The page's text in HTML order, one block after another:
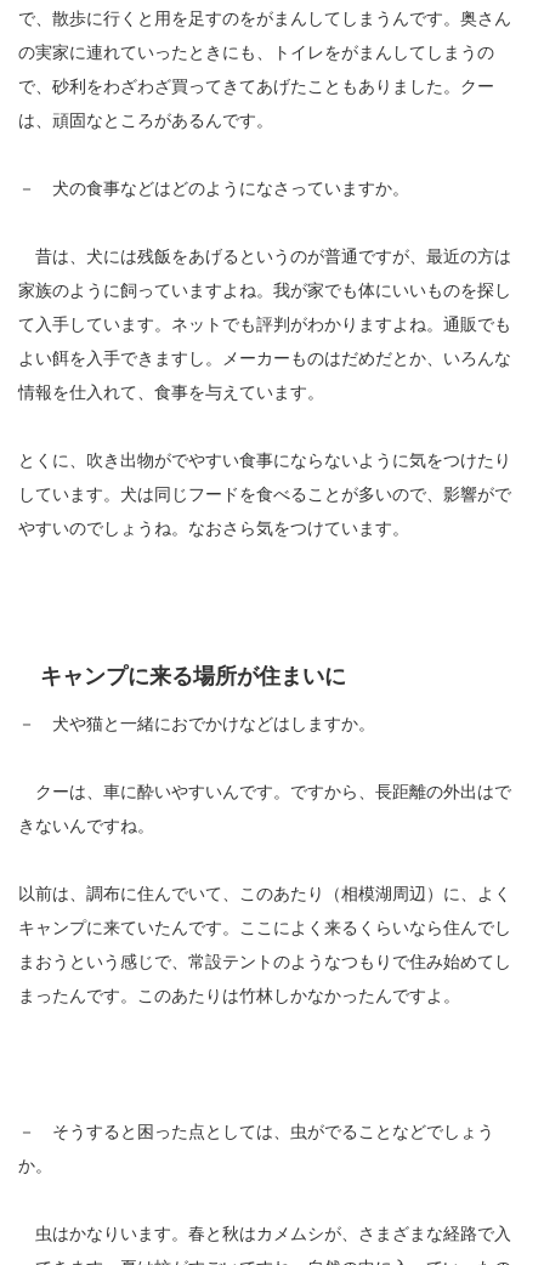
で、散歩に行くと用を足すのをがまんしてしまうんです。奥さん
の実家に連れていったときにも、トイレをがまんしてしまうの
で、砂利をわざわざ買ってきてあげたこともありました。クー
は、頑固なところがあるんです。
－ 犬の食事などはどのようになさっていますか。
昔は、犬には残飯をあげるというのが普通ですが、最近の方は
家族のように飼っていますよね。我が家でも体にいいものを探し
て入手しています。ネットでも評判がわかりますよね。通販でも
よい餌を入手できますし。メーカーものはだめだとか、いろんな
情報を仕入れて、食事を与えています。
とくに、吹き出物がでやすい食事にならないように気をつけたり
しています。犬は同じフードを食べることが多いので、影響がで
やすいのでしょうね。なおさら気をつけています。
キャンプに来る場所が住まいに
－ 犬や猫と一緒におでかけなどはしますか。
クーは、車に酔いやすいんです。ですから、長距離の外出はで
きないんですね。
以前は、調布に住んでいて、このあたり（相模湖周辺）に、よく
キャンプに来ていたんです。ここによく来るくらいなら住んでし
まおうという感じで、常設テントのようなつもりで住み始めてし
まったんです。このあたりは竹林しかなかったんですよ。
－ そうすると困った点としては、虫がでることなどでしょう
か。
虫はかなりいます。春と秋はカメムシが、さまざまな経路で入